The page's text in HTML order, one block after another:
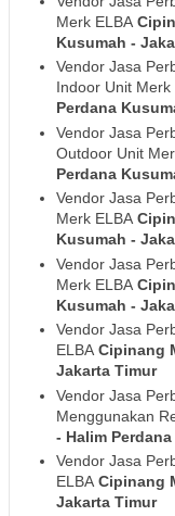
Merk ELBA
Kusumah -
Vendor Jasa
Indoor Unit Merk
Perdana
Vendor Jasa
Outdoor Unit
Perdana
Vendor Jasa
Merk ELBA
Kusumah -
Vendor Jasa
Merk ELBA
Kusumah -
Vendor Jasa
ELBACipinang
Jakarta Timur
Vendor Jasa
Menggunakan
- Halim
Vendor Jasa
ELBACipinang
Jakarta Timur